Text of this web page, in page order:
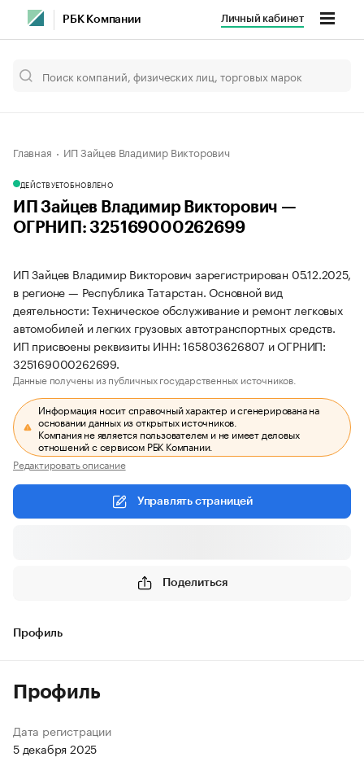
РБК Компании Личный кабинет
Главная ИП Зайцев Владимир Викторович
ДЕЙСТВУЕТОБНОВЛЕНО
ИП Зайцев Владимир Викторович —
ОГРНИП: 325169000262699
ИП Зайцев Владимир Викторович зарегистрирован 05.12.2025,
в регионе — Республика Татарстан. Основной вид
деятельности: Техническое обслуживание и ремонт легковых
автомобилей и легких грузовых автотранспортных средств.
ИП присвоены реквизиты ИНН: 165803626807 и ОГРНИП:
325169000262699.
Данные получены из публичных государственных источников.
Информация носит справочный характер и сгенерирована на
основании данных из открытых источников.
Компания не является пользователем и не имеет деловых
отношений с сервисом РБК Компании.
Редактировать описание
Управлять страницей
Поделиться
Профиль
Профиль
Дата регистрации
5 декабря 2025